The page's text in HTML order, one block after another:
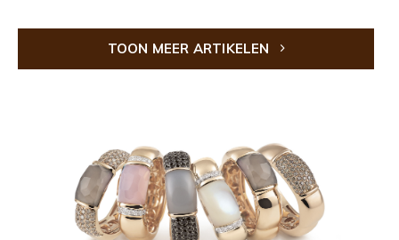
TOON MEER ARTIKELEN